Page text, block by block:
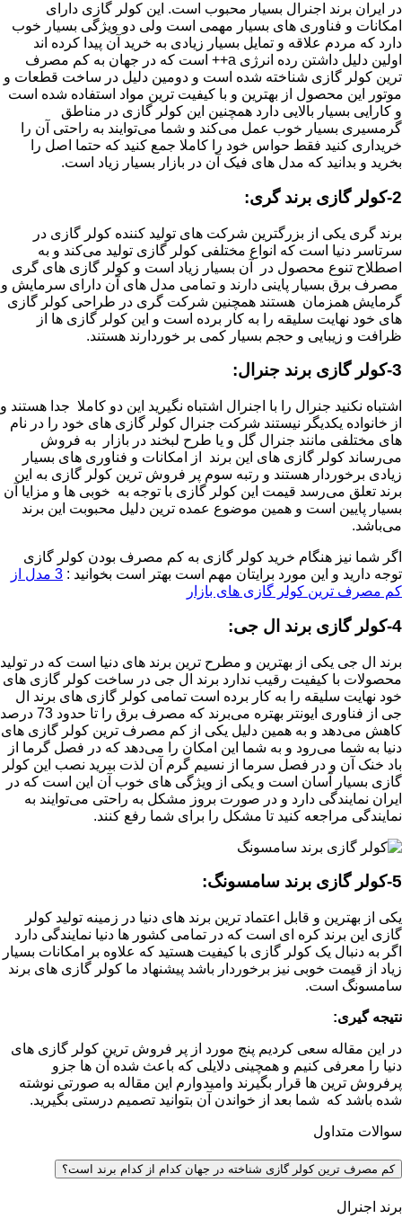
در ایران برند اجنرال بسیار محبوب است. این کولر گازی دارای
امکانات و فناوری های بسیار مهمی است ولی دو ویژگی بسیار خوب
دارد که مردم علاقه و تمایل بسیار زیادی به خرید آن پیدا کرده اند
اولین دلیل داشتن رده انرژی a++ است که در جهان به کم مصرف
ترین کولر گازی شناخته شده است و دومین دلیل در ساخت قطعات و
موتور این محصول از بهترین و با کیفیت ترین مواد استفاده شده است
و کارایی بسیار بالایی دارد همچنین این کولر گازی در مناطق
گرمسیری بسیار خوب عمل می‌کند و شما می‌توایند به راحتی آن را
خریداری کنید فقط حواس خود را کاملا جمع کنید که حتما اصل را
بخرید و بدانید که مدل های فیک آن در بازار بسیار زیاد است.
2-کولر گازی برند گری:
برند گری یکی از بزرگترین شرکت های تولید کننده کولر گازی در
سرتاسر دنیا است که انواع مختلفی کولر گازی تولید می‌کند و به
اصطلاح تنوع محصول در آن بسیار زیاد است و کولر گازی های گری
مصرف برق بسیار پاینی دارند و تمامی مدل های آن دارای سرمایش و
گرمایش همزمان هستند همچنین شرکت گری در طراحی کولر گازی
های خود نهایت سلیقه را به کار برده است و این کولر گازی ها از
ظرافت و زیبایی و حجم بسیار کمی بر خوردارند هستند.
3-کولر گازی برند جنرال:
اشتباه نکنید جنرال را با اجنرال اشتباه نگیرید این دو کاملا جدا هستند و
از خانواده یکدیگر نیستند شرکت جنرال کولر گازی های خود را در نام
های مختلفی مانند جنرال گل و یا طرح لبخند در بازار به فروش
می‌رساند کولر گازی های این برند از امکانات و فناوری های بسیار
زیادی برخوردار هستند و رتبه سوم پر فروش ترین کولر گازی به این
برند تعلق می‌رسد قیمت این کولر گازی با توجه به خوبی ها و مزایا آن
بسیار پایین است و همین موضوع عمده ترین دلیل محبوبت این برند
می‌باشد.
اگر شما نیز هنگام خرید کولر گازی به کم مصرف بودن کولر گازی
توجه دارید و این مورد برایتان مهم است بهتر است بخوانید :
3 مدل از
کم مصرف ترین کولر گازی های بازار
4-کولر گازی برند ال جی:
برند ال جی یکی از بهترین و مطرح ترین برند های دنیا است که در تولید
محصولات با کیفیت رقیب ندارد برند ال جی در ساخت کولر گازی های
خود نهایت سلیقه را به کار برده است تمامی کولر گازی های برند ال
جی از فناوری ایونتر بهتره می‌برند که مصرف برق را تا حدود 73 درصد
کاهش می‌دهد و به همین دلیل یکی از کم مصرف ترین کولر گازی های
دنیا به شما می‌رود و به شما این امکان را می‌دهد که در فصل گرما از
باد خنک آن و در فصل سرما از نسیم گرم آن لذت ببرید نصب این کولر
گازی بسیار آسان است و یکی از ویژگی های خوب آن این است که در
ایران نمایندگی دارد و در صورت بروز مشکل به راحتی می‌توایند به
نمایندگی مراجعه کنید تا مشکل را برای شما رفع کنند.
5-کولر گازی برند سامسونگ:
یکی از بهترین و قابل اعتماد ترین برند های دنیا در زمینه تولید کولر
گازی این برند کره ای است که در تمامی کشور ها دنیا نمایندگی دارد
اگر به دنبال یک کولر گازی با کیفیت هستید که علاوه بر امکانات بسیار
زیاد از قیمت خوبی نیز برخوردار باشد پیشنهاد ما کولر گازی های برند
سامسونگ است.
نتیجه گیری:
در این مقاله سعی کردیم پنج مورد از پر فروش ترین کولر گازی های
دنیا را معرفی کنیم و همچینی دلایلی که باعث شده آن ها جزو
پرفروش ترین ها قرار بگیرند وامیدوارم این مقاله به صورتی نوشته
شده باشد که شما بعد از خواندن آن بتوانید تصمیم درستی بگیرید.
سوالات متداول
کم مصرف ترین کولر گازی شناخته در جهان کدام از کدام برند است؟
برند اجنرال